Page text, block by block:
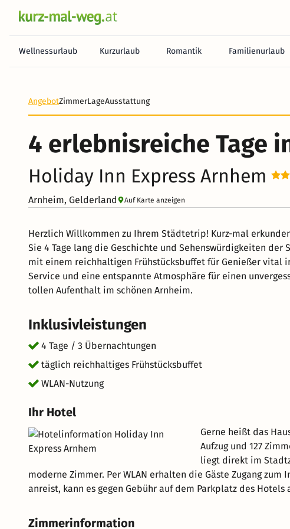
Wellnessurlaub Kurzurlaub Romantik Familienurlaub
AngebotZimmerLageAusstattung
4 erlebnisreiche Tage
Holiday Inn Express Arnhem
Arnheim, Gelderland Auf Karte anzeigen
Herzlich Willkommen zu Ihrem Städtetrip! Kurz-mal
Sie 4 Tage lang die Geschichte und Sehenswürdigkeiten
mit einem reichhaltigen Frühstücksbuffet für Genießer vital
Service und eine entspannte Atmosphäre für einen
tollen Aufenthalt im schönen Arnheim.
Inklusivleistungen
4 Tage / 3 Übernachtungen
täglich reichhaltiges Frühstücksbuffet
WLAN-Nutzung
Ihr Hotel
Gerne heißt das
Aufzug und 127
liegt direkt im
moderne Zimmer. Per WLAN erhalten die Gäste Zugang
anreist, kann es gegen Gebühr auf dem Parkplatz des Hotels
Zimmerinformation